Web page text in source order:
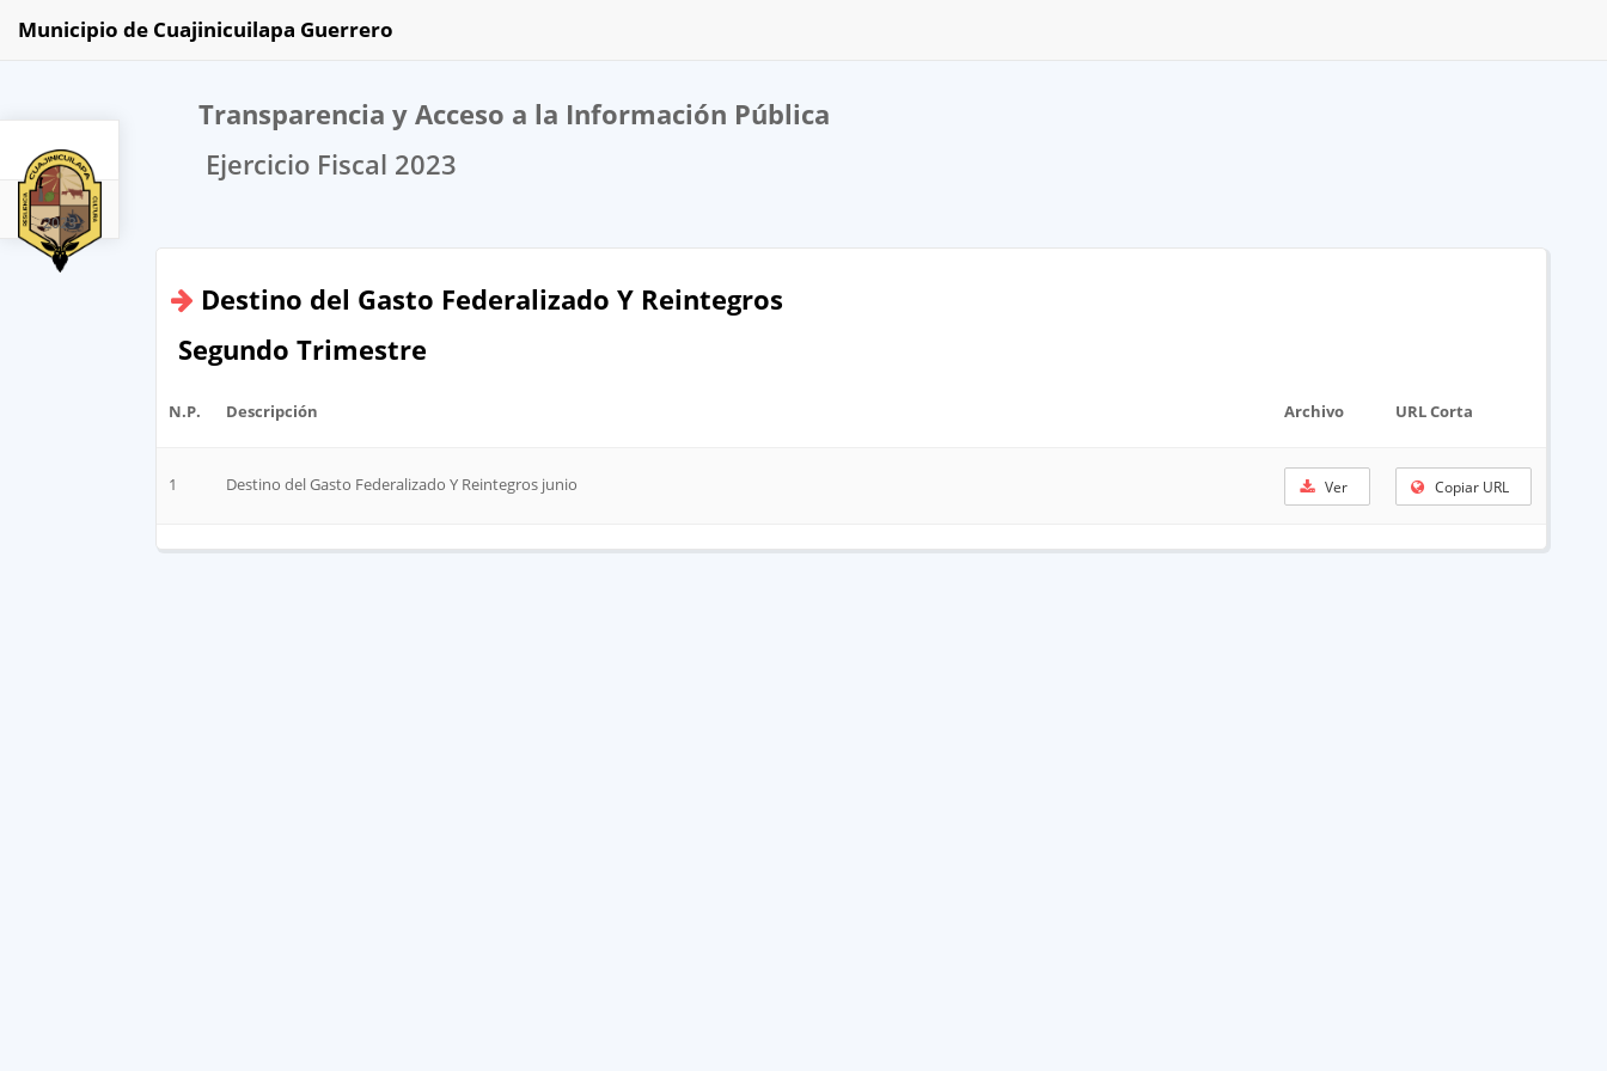
2023
Municipio de Cuajinicuilapa Guerrero
Transparencia y Acceso a la Información Pública
Ejercicio Fiscal 2023
Destino del Gasto Federalizado Y Reintegros
Segundo Trimestre
N.P. Descripción Archivo URL Corta
1 Destino del Gasto Federalizado Y Reintegros junio Ver Copiar URL